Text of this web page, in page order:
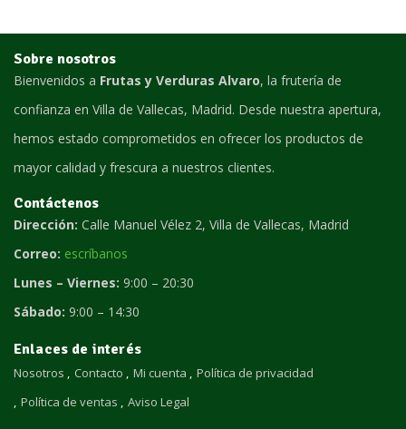
Sobre nosotros
Bienvenidos a Frutas y Verduras Alvaro, la frutería de
confianza en Villa de Vallecas, Madrid. Desde nuestra apertura,
hemos estado comprometidos en ofrecer los productos de
mayor calidad y frescura a nuestros clientes.
Contáctenos
Dirección: Calle Manuel Vélez 2, Villa de Vallecas, Madrid
Correo: escríbanos
Lunes – Viernes: 9:00 – 20:30
Sábado: 9:00 – 14:30
Enlaces de interés
Nosotros Contacto Mi cuenta
Política de privacidad
Política de ventas
Aviso Legal